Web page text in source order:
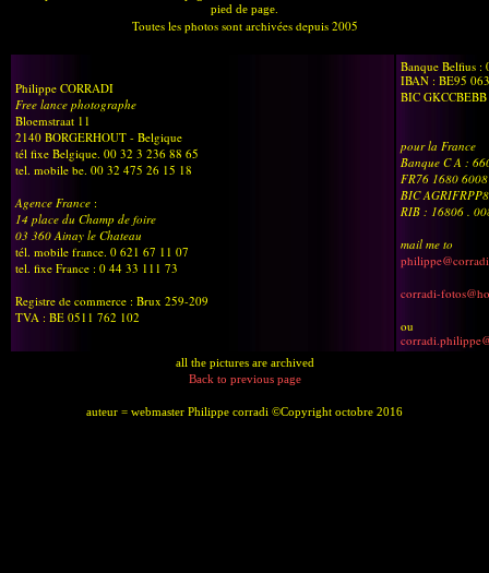
pied de page.
Toutes les photos sont archivées depuis 2005
Philippe CORRADI
Free lance photographe
Bloemstraat 11
2140 BORGERHOUT - Belgique
tél fixe Belgique. 00 32 3 236 88 65
tel. mobile be. 00 32 475 26 15 18
Agence France :
14 place du Champ de foire
03 360 Ainay le Chateau
tél. mobile france. 0 621 67 11 07
tel. fixe France : 0 44 33 111 73
Registre de commerce : Brux 259-209
TVA : BE 0511 762 102
Banque Belfius :
IBAN : BE95
BIC GKCCBEBB
pour la France
Banque C A :
FR76 1680
BIC
RIB : 16806 .
mail me to
corradi-
ou
all the pictures are archived
Back to previous page
auteur = webmaster Philippe corradi ©Copyright octobre 2016